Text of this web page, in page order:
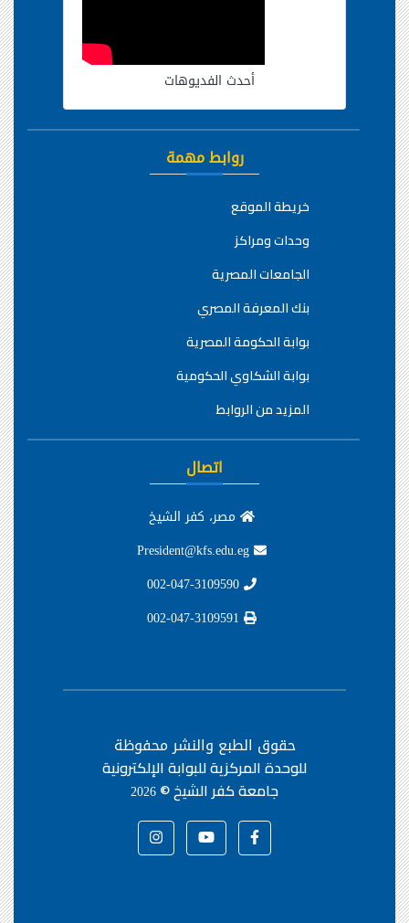
أحدث الفديوهات
روابط مهمة
خريطة الموقع
وحدات ومراكز
الجامعات المصرية
بنك المعرفة المصري
بوابة الحكومة المصرية
بوابة الشكاوي الحكومية
المزيد من الروابط
اتصال
مصر، كفر الشيخ
حقوق الطبع والنشر محفوظة
للوحدة المركزية للبوابة الإلكترونية
جامعة كفر الشيخ ©2026